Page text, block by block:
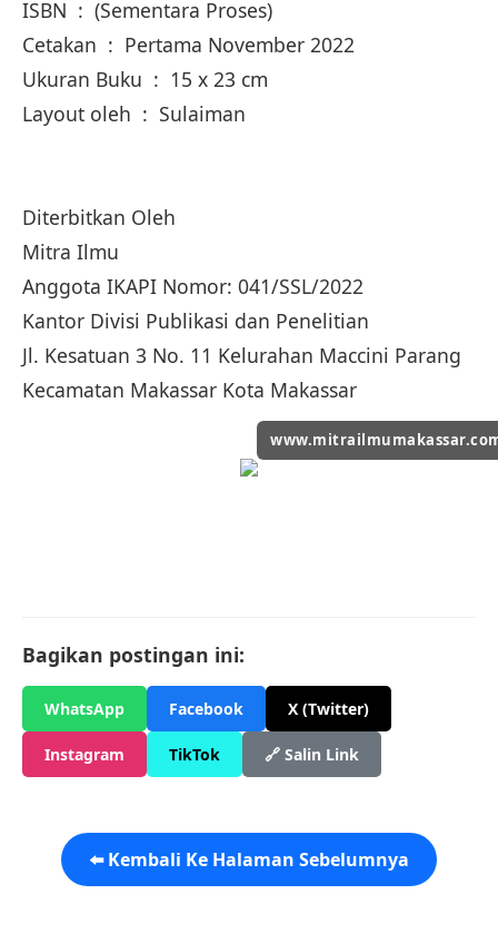
ISBN : (Sementara Proses)
Cetakan : Pertama November 2022
Ukuran Buku : 15 x 23 cm
Layout oleh : Sulaiman
Diterbitkan Oleh
Mitra Ilmu
Anggota IKAPI Nomor: 041/SSL/2022
Kantor Divisi Publikasi dan Penelitian
Jl. Kesatuan 3 No. 11 Kelurahan Maccini Parang
Kecamatan Makassar Kota Makassar
Bagikan postingan ini:
WhatsApp Facebook X (Twitter)
Instagram TikTok 🔗 Salin Link
⬅️ Kembali Ke Halaman Sebelumnya